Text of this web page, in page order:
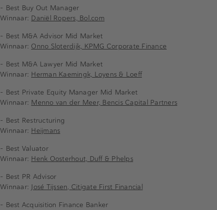
- Best Buy Out Manager
Winnaar: Daniël Ropers, Bol.com
- Best M&A Advisor Mid Market
Winnaar: Onno Sloterdijk, KPMG Corporate Finance
- Best M&A Lawyer Mid Market
Winnaar: Herman Kaemingk, Loyens & Loeff
- Best Private Equity Manager Mid Market
Winnaar: Menno van der Meer, Bencis Capital Partners
- Best Restructuring
Winnaar: Heijmans
- Best Valuator
Winnaar: Henk Oosterhout, Duff & Phelps
- Best PR Advisor
Winnaar: José Tijssen, Citigate First Financial
- Best Acquisition Finance Banker